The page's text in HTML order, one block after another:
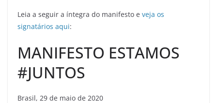
Leia a seguir a íntegra do manifesto e veja os
signatários aqui:
MANIFESTO ESTAMOS
#JUNTOS
Brasil, 29 de maio de 2020